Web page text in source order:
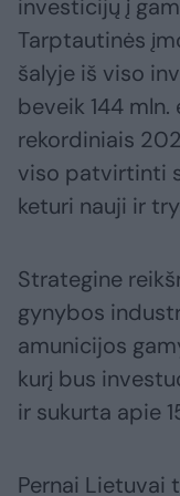
investicijų į
Tarptautinės
šalyje iš viso
beveik 144
rekordiniais
viso patvirtinti
keturi nauji ir
Strategine
gynybos
amunicijos
kurį bus
ir sukurta apie
Pernai